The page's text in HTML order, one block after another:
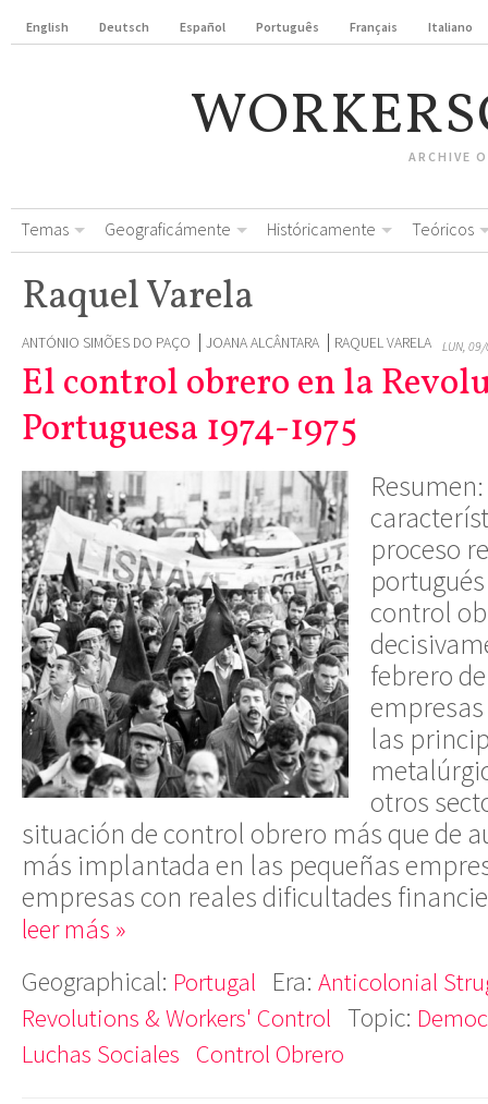
English Deutsch Español Português Français Italiano
ARCHIVE
Temas Geograficámente Históricamente Teóricos
Raquel Varela
ANTÓNIO SIMÕES DO PAÇO JOANA ALCÂNTARA RAQUEL VARELA LUN,
El control obrero en la
Portuguesa 1974-1975
proceso
control
febrero
las
otros
situación de control obrero más que de
más implantada en las pequeñas
empresas con reales dificultades
leer más »
Geographical: Portugal Era: Anticolonial
Revolutions & Workers' Control Topic:
Luchas Sociales Control Obrero